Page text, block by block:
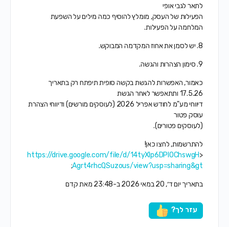
לתאר לגבי אופי
הפעילות של העסק, מומלץ להוסיף כמה מילים על השפעת
המלחמה על הפעילות.
8. יש לסמן את אחוז המקדמה המבוקש.
9. סימון הצהרות והגשה.
כאמור, האפשרות להגשת בקשה סופית תיפתח רק בתאריך
17.5.26 ותתאפשר לאחר הגשת
דיווחי מע"מ לחודש אפריל 2026 (לעוסקים מורשים) ודיווחי הצהרת
עוסק פטור
(לעוסקים פטורים).
להתרשמות, לחצו כאן!
<
https://drive.google.com/file/d/14tyXIp6DPI0ChswgH
Agrt4rhcQSuzous/view?usp=sharing&gt
;
‫בתאריך יום ד׳, 20 במאי 2026 ב-23:48 מאת קדם
עזר לך?